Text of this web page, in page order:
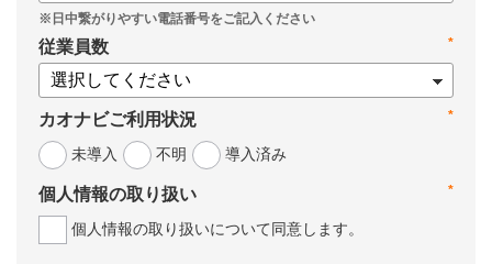
*
従業員数
*
カオナビご利用状況
未導入
不明 導入済み
*
個人情報の取り扱い
個人情報の取り扱いについて同意します。